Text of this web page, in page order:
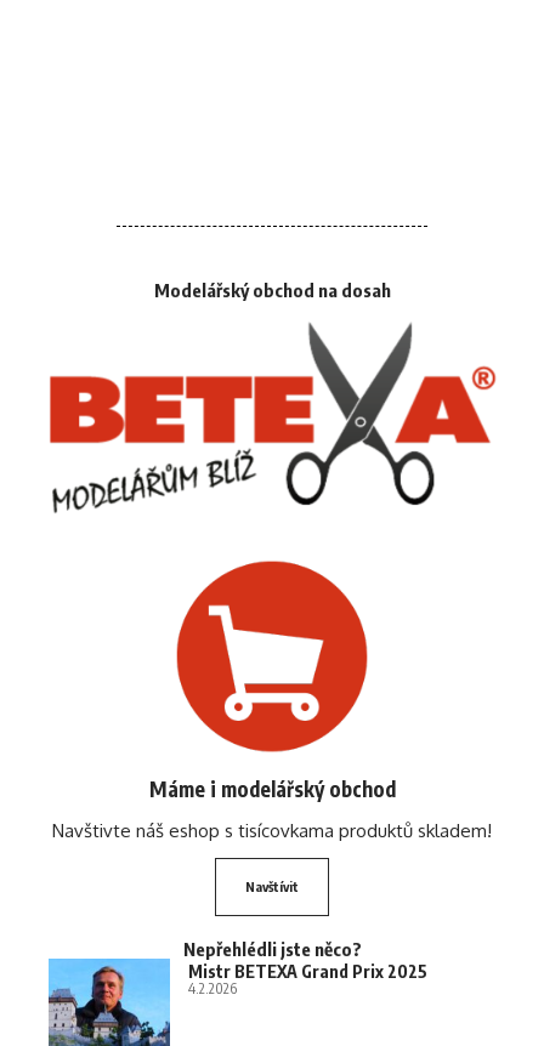
Modelářský obchod na dosah
Máme i modelářský obchod
Navštivte náš eshop s tisícovkama produktů skladem!
Navštívit
Nepřehlédli jste něco?
Mistr BETEXA Grand Prix 2025
4.2.2026